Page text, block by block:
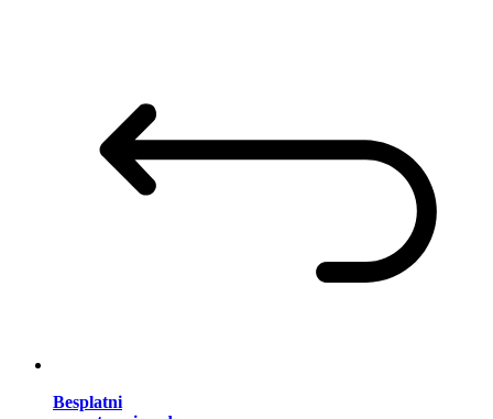
Besplatni